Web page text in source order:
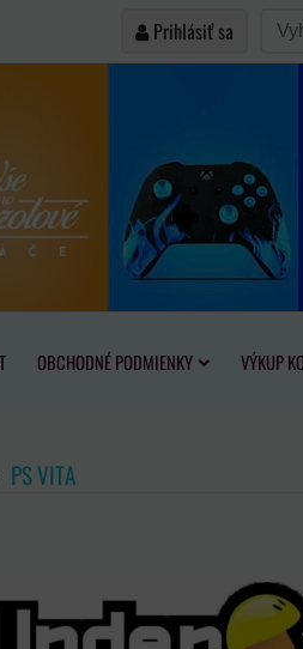
Prihlásiť sa
OBCHODNÉ PODMIENKY VÝKUP
PS VITA